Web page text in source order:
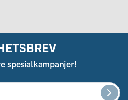
spesialkampanjer!